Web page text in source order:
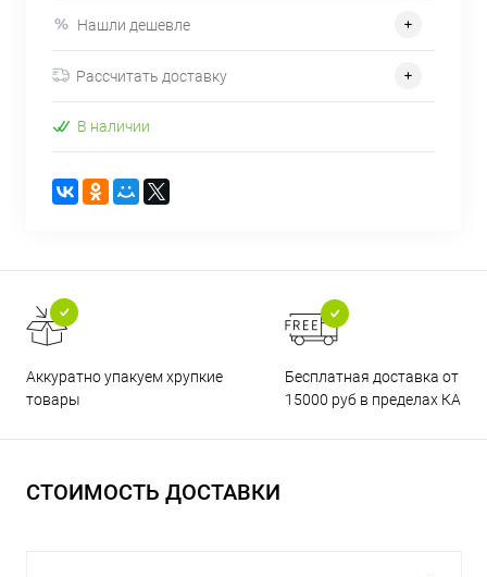
Нашли дешевле
Рассчитать доставку
В наличии
Аккуратно упакуем хрупкие
товары
Бесплатная доставка от
15000 руб в пределах КАД
СТОИМОСТЬ ДОСТАВКИ